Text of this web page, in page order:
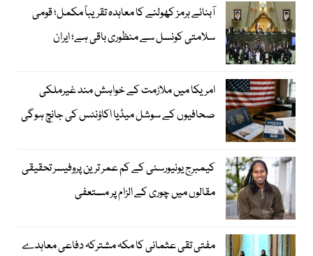
آبنائے ہرمز کھولنے کا معاہدہ تقریباً مکمل؛ قومی
سلامتی کونسل سے منظوری باقی ہے؛ ایران
امریکا میں ملازمت کے خواہش مند غیرملکی
صحافیوں کے سوشل میڈیا اکاؤنٹس کی جانچ ہوگی
کیمبرج یونیورسٹی کے کم عمر ترین پروفیسر تحقیقی
مقالوں میں چوری کے الزام پر مستعفی
مفتی تقی عثمانی کا مکہ مشترکہ دفاعی معاہدے